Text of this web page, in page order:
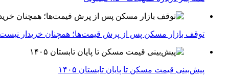
توقف بازار مسکن پس از پرش قیمت‌ها؛ همچنان خریدار
پیش‌بینی قیمت مسکن تا پایان تابستان ۱۴۰۵